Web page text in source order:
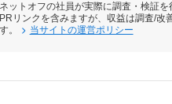
ットオフの社員が実際に調査・検証を
リンクを含みますが、収益は調査/改
。
当サイトの運営ポリシー